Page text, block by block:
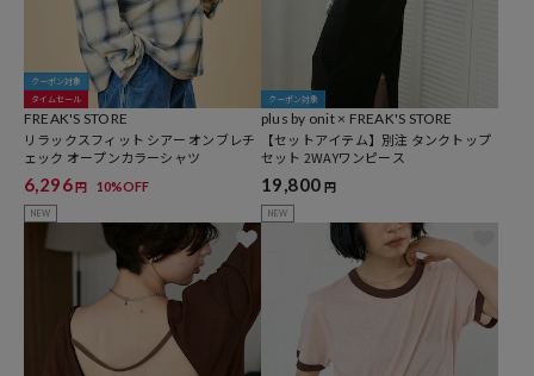
クーポン対象
タイムセール
FREAK'S STORE
リラックスフィット シアー オンブレチ
ェック オープンカラーシャツ
6,296円 10%OFF
NEW
クーポン対象
plus by onit × FREAK'S STORE
【セットアイテム】別注 タンクトップ
セット 2WAYワンピース
19,800 円
NEW